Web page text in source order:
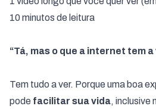
10 minutos de leitura
“Tá, mas o que a internet tem
Tem tudo a ver. Porque uma boa
pode facilitar sua vida, inclusive